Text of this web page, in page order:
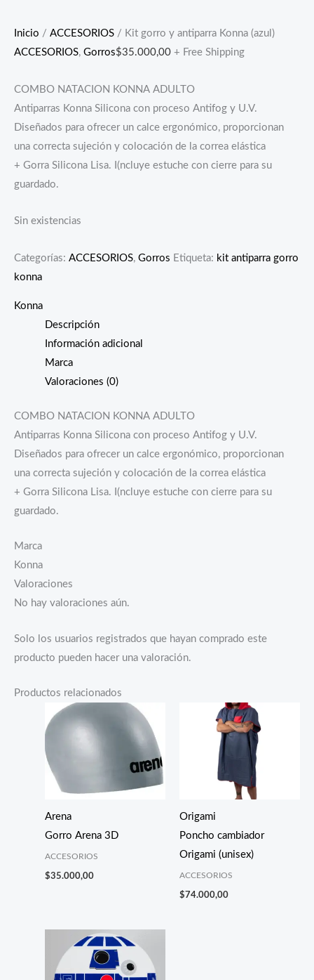
Inicio / ACCESORIOS / Kit gorro y antiparra Konna (azul)
ACCESORIOS, Gorros$35.000,00 + Free Shipping
COMBO NATACION KONNA ADULTO
Antiparras Konna Silicona con proceso Antifog y U.V.
Diseñados para ofrecer un calce ergonómico, proporcionan
una correcta sujeción y colocación de la correa elástica
+ Gorra Silicona Lisa. I(ncluye estuche con cierre para su
guardado.
Sin existencias
Categorías: ACCESORIOS, Gorros Etiqueta: kit antiparra gorro
konna
Konna
Descripción
Información adicional
Marca
Valoraciones (0)
COMBO NATACION KONNA ADULTO
Antiparras Konna Silicona con proceso Antifog y U.V.
Diseñados para ofrecer un calce ergonómico, proporcionan
una correcta sujeción y colocación de la correa elástica
+ Gorra Silicona Lisa. I(ncluye estuche con cierre para su
guardado.
Marca
Konna
Valoraciones
No hay valoraciones aún.
Solo los usuarios registrados que hayan comprado este
producto pueden hacer una valoración.
Productos relacionados
Arena
Gorro Arena 3D
ACCESORIOS
$35.000,00
Origami
Poncho cambiador
Origami (unisex)
ACCESORIOS
$74.000,00